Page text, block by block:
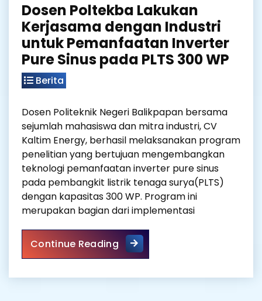
Dosen Poltekba Lakukan
Kerjasama dengan Industri
untuk Pemanfaatan Inverter
Pure Sinus pada PLTS 300 WP
Berita
Dosen Politeknik Negeri Balikpapan bersama
sejumlah mahasiswa dan mitra industri, CV
Kaltim Energy, berhasil melaksanakan program
penelitian yang bertujuan mengembangkan
teknologi pemanfaatan inverter pure sinus
pada pembangkit listrik tenaga surya(PLTS)
dengan kapasitas 300 WP. Program ini
merupakan bagian dari implementasi
Continue ReadingDosen Poltekba Lakukan